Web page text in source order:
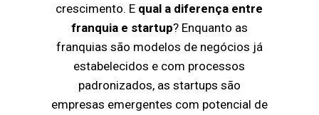
crescimento. E qual a diferença entre
franquia e startup? Enquanto as
franquias são modelos de negócios já
estabelecidos e com processos
padronizados, as startups são
empresas emergentes com potencial de